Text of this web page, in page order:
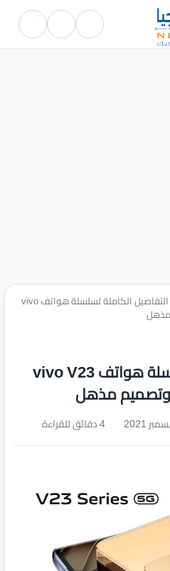
التفاصيل الكاملة لسلسلة هواتف vivo
التفاصيل الكاملة لسلسلة هواتف vivo V23